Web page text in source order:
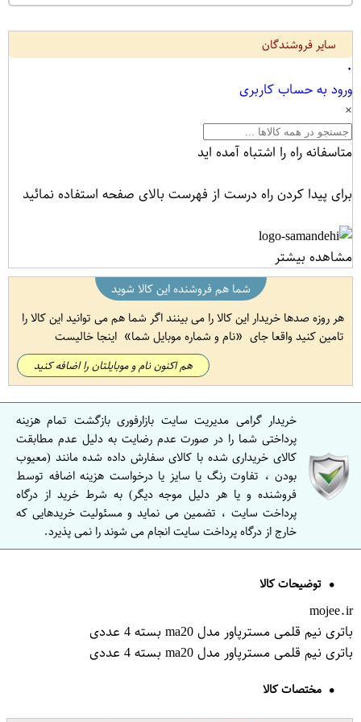
سایر فروشندگان
۰
ورود به حساب کاربری
×
متاسفانه راه را اشتباه آمده اید
برای پیدا کردن راه درست از فهرست بالای صفحه استفاده نمائید
مشاهده بیشتر
شما هم فروشنده این کالا شوید
هر روزه صدها خریدار این کالا را می بینند اگر شما هم می توانید این کالا را
تامین کنید واقعا جای
نام و شماره موبایل شما اینجا خالیست
هم اکنون نام و موبایلتان را اضافه کنید
خریدار گرامی مدیریت سایت بازارفوری بازگشت تمام هزینه
پرداختی شما را در صورت عدم رضایت به دلیل عدم مطابقت
کالای خریداری شده با کالای سفارش داده شده مانند (معیوب
بودن ، تفاوت رنگ یا سایز یا درخواست هزینه اضافه توسط
فروشنده و یا هر دلیل موجه دیگر) به شرط خرید از درگاه
پرداخت سایت ، تضمین می نماید و مسئولیت خریدهایی که
خارج از درگاه پرداخت سایت انجام می شوند را نمی پذیرد.
توضیحات کالا
mojee.ir
باتری نیم قلمی مسترپاور مدل ma20 بسته 4 عددی
باتری نیم قلمی مسترپاور مدل ma20 بسته 4 عددی
مختصات کالا